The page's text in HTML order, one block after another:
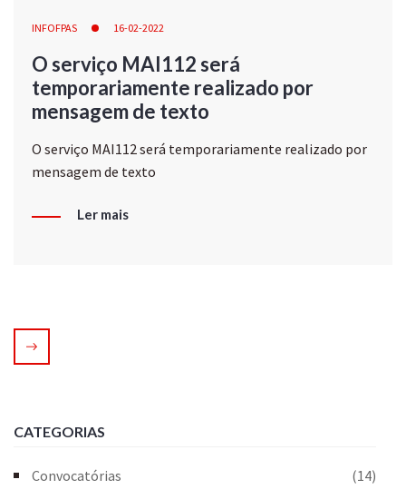
INFOFPAS 16-02-2022
O serviço MAI112 será
temporariamente realizado por
mensagem de texto
O serviço MAI112 será temporariamente realizado por
mensagem de texto
Ler mais
CATEGORIAS
Convocatórias
(14)